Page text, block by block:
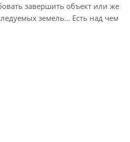
завершить объект или же
земель… Есть над чем